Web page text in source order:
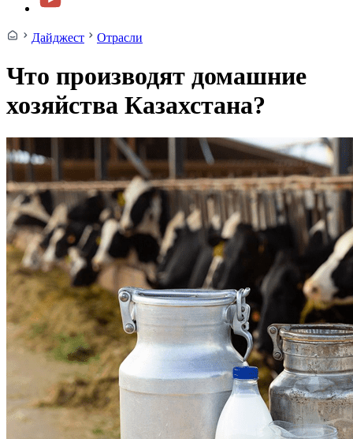
Дайджест Отрасли
Что производят домашние
хозяйства Казахстана?